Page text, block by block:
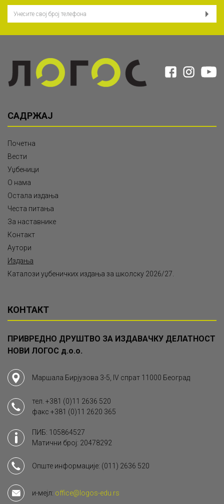
САДРЖАЈ
Почетна
Вести
Уџбеници
О нама
Остала издања
Честа питања
За наставнике
Контакт
Аутори
Издања
Каталози уџбеничких издања за школску 2026/27.
КОНТАКТ
ПРИВРЕДНО ДРУШТВО ЗА ИЗДАВАЧКУ ДЕЛАТНОСТ
НОВИ ЛОГОС д.о.о.
Маршала Бирјузова 3-5, IV спрат 11000 Београд
тел. +381 (0)11 2636 520
факс +381 (0)11 2620 365
ПИБ: 105864527
Матични број: 20478292
Опште информације: (011) 2636 520
и-мејл: office@logos-edu.rs